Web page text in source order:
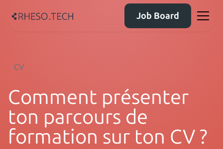
Job Board
CV
Comment présenter
ton parcours de
formation sur ton CV ?